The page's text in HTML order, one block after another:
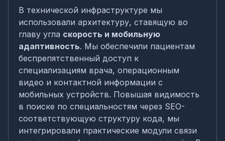
В технической инфраструктуре мы
использовали архитектуру, ставящую во
главу угла скорость и мобильную
адаптивность. Мы обеспечили пациентам
беспрепятственный доступ к
специализациям врача, операционным
видео и контактной информации с
мобильных устройств. Повышая видимость
в поиске по специальностям через SEO-
соответствующую структуру кода, мы
интегрировали практические модули связи